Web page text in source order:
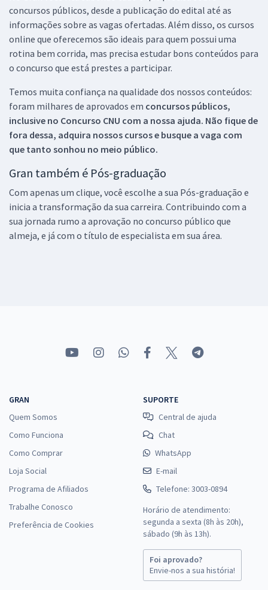
concursos públicos, desde a publicação do edital até as
informações sobre as vagas ofertadas. Além disso, os cursos
online que oferecemos são ideais para quem possui uma
rotina bem corrida, mas precisa estudar bons conteúdos para
o concurso que está prestes a participar.
Temos muita confiança na qualidade dos nossos conteúdos:
foram milhares de aprovados em concursos públicos,
inclusive no Concurso CNU com a nossa ajuda. Não fique de
fora dessa, adquira nossos cursos e busque a vaga com
que tanto sonhou no meio público.
Gran também é Pós-graduação
Com apenas um clique, você escolhe a sua Pós-graduação e
inicia a transformação da sua carreira. Contribuindo com a
sua jornada rumo a aprovação no concurso público que
almeja, e já com o título de especialista em sua área.
GRAN
Quem Somos
Como Funciona
Como Comprar
Loja Social
Programa de Afiliados
Trabalhe Conosco
Preferência de Cookies
SUPORTE
Central de ajuda
Chat
WhatsApp
E-mail
Telefone: 3003-0894
Horário de atendimento:
segunda a sexta (8h às 20h),
sábado (9h às 13h).
Foi aprovado?
Envie-nos a sua história!